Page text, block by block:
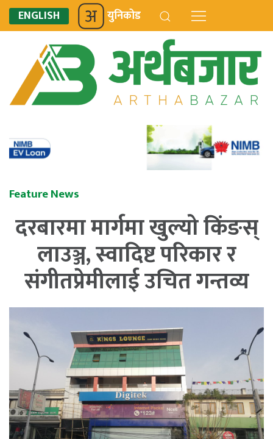
ENGLISH युनिकोड
Feature News
दरबारमा मार्गमा खुल्यो किंङस्
लाउञ्ज, स्वादिष्ट परिकार र
संगीतप्रेमीलाई उचित गन्तव्य